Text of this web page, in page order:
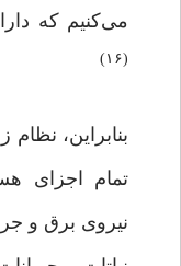
می‌کنیم که
(۱۶)
بنابراین،
تمام اجزای
نیروی برق و